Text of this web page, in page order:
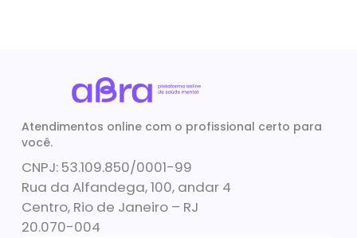
Atendimentos online com o profissional certo para
você.
CNPJ: 53.109.850/0001-99
Rua da Alfandega, 100, andar 4
Centro, Rio de Janeiro – RJ
20.070-004